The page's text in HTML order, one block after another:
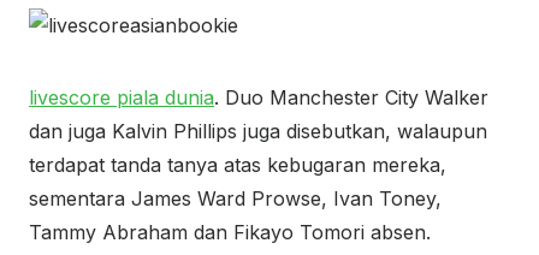
livescore piala dunia. Duo Manchester City Walker
dan juga Kalvin Phillips juga disebutkan, walaupun
terdapat tanda tanya atas kebugaran mereka,
sementara James Ward Prowse, Ivan Toney,
Tammy Abraham dan Fikayo Tomori absen.